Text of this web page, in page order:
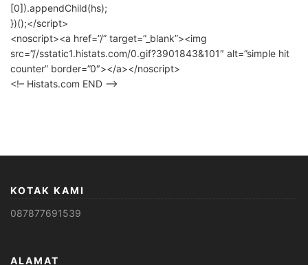
[0]).appendChild(hs);
})();</script>
<noscript><a href=”/” target=”_blank”><img
src=”//sstatic1.histats.com/0.gif?3901843&101″ alt=”simple hit
counter” border=”0″></a></noscript>
<!– Histats.com END –>
KOTAK KAMI
087877691539
ALAMAT